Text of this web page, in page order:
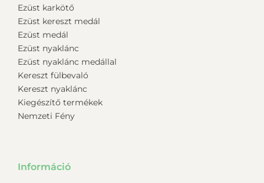
Ezüst karkötő
Ezüst kereszt medál
Ezüst medál
Ezüst nyaklánc
Ezüst nyaklánc medállal
Kereszt fülbevaló
Kereszt nyaklánc
Kiegészítő termékek
Nemzeti Fény
Információ